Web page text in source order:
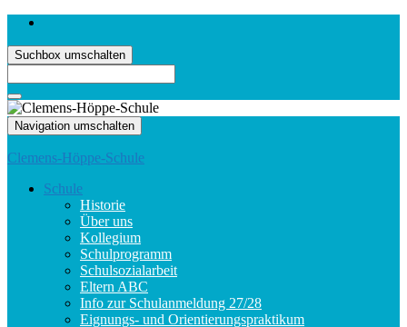
Suchbox umschalten
for:
Navigation umschalten
Clemens-Höppe-Schule
Schule
Historie
Über uns
Kollegium
Schulprogramm
Schulsozialarbeit
Eltern ABC
Info zur Schulanmeldung 27/28
Eignungs- und Orientierungspraktikum